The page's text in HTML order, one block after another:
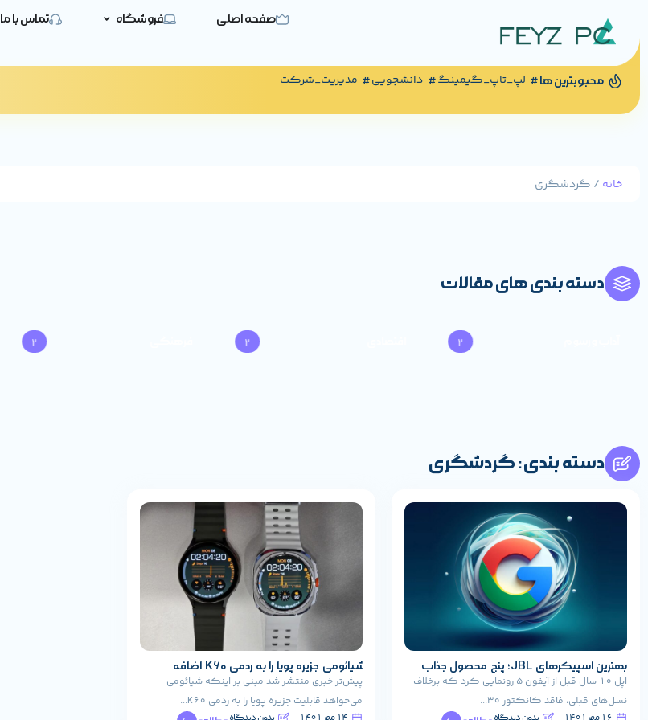
صفحه اصلی فروشگاه تماس با ما
محبوبترین ها لپ_تاپ_گیمینگ دانشجویی مدیریت_شرکت
خانه / گردشگری
دسته بندی های مقالات
2
2
2
دسته بندی: گردشگری
بهترین اسپیکرهای JBL؛ پنج محصول جذاب
برای تمام سلیقه‌ها
اپل ۱۰ سال قبل از آیفون ۵ رونمایی کرد که برخلاف
نسل‌های قبلی، فاقد کانکتور ۳۰...
شیائومی جزیره پویا را به ردمی K60 اضافه
نمی‌کند
پیش‌تر خبری منتشر شد مبنی بر اینکه شیائومی
می‌خواهد قابلیت جزیره پویا را به ردمی K60...